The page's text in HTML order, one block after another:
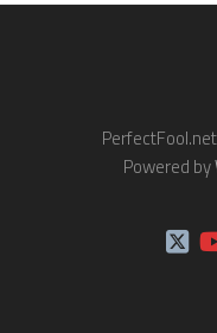
Powered by